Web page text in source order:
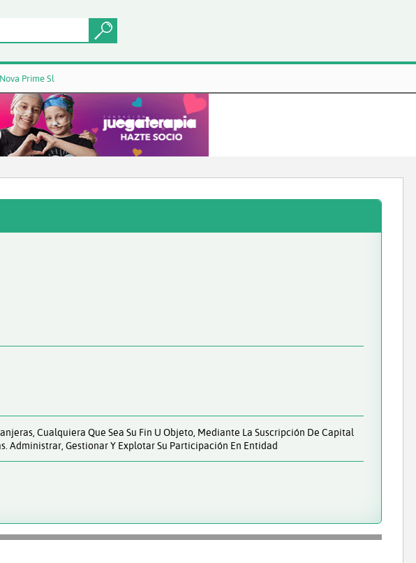
Prime Sl
Cualquiera Que Sea Su Fin U Objeto, Mediante La Suscripción De Capital
Administrar, Gestionar Y Explotar Su Participación En Entidad